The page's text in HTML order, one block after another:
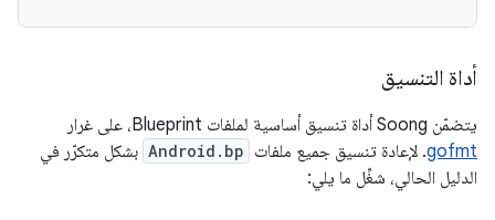
أداة التنسيق
يتضمّن Soong أداة تنسيق أساسية لملفات Blueprint، على غرار
gofmt. لإعادة تنسيق جميع ملفات Android.bp بشكل متكرّر في
الدليل الحالي، شغِّل ما يلي: